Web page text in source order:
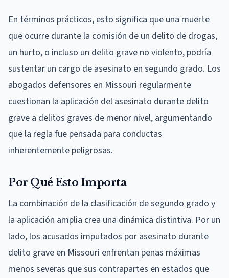
En términos prácticos, esto significa que una muerte
que ocurre durante la comisión de un delito de drogas,
un hurto, o incluso un delito grave no violento, podría
sustentar un cargo de asesinato en segundo grado. Los
abogados defensores en Missouri regularmente
cuestionan la aplicación del asesinato durante delito
grave a delitos graves de menor nivel, argumentando
que la regla fue pensada para conductas
inherentemente peligrosas.
Por Qué Esto Importa
La combinación de la clasificación de segundo grado y
la aplicación amplia crea una dinámica distintiva. Por un
lado, los acusados imputados por asesinato durante
delito grave en Missouri enfrentan penas máximas
menos severas que sus contrapartes en estados que